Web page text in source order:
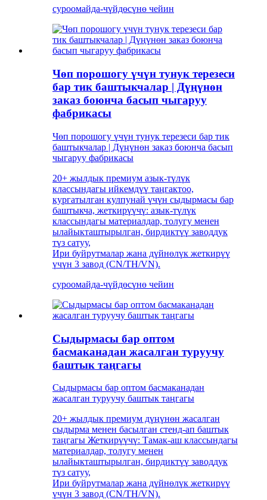
суроомайда-чүйдөсүнө чейин
Чөп порошогу үчүн тунук терезеси
бар тик баштыкчалар | Дүңүнөн
заказ боюнча басып чыгаруу
фабрикасы
Чөп порошогу үчүн тунук терезеси бар тик
баштыкчалар | Дүңүнөн заказ боюнча басып
чыгаруу фабрикасы
20+ жылдык премиум азык-түлүк
классындагы ийкемдүү таңгактоо,
кургатылган кулпунай үчүн сыдырмасы бар
баштыкча, жеткирүүчү: азык-түлүк
классындагы материалдар, толугу менен
ылайыкташтырылган, бирдиктүү заводдук
түз сатуу,
Ири буйрутмалар жана дүйнөлүк жеткирүү
үчүн 3 завод (CN/TH/VN).
суроомайда-чүйдөсүнө чейин
Сыдырмасы бар оптом
басмаканадан жасалган туруучу
баштык таңгагы
Сыдырмасы бар оптом басмаканадан
жасалган туруучу баштык таңгагы
20+ жылдык премиум дүңүнөн жасалган
сыдырма менен басылган стенд-ап баштык
таңгагы Жеткирүүчү: Тамак-аш классындагы
материалдар, толугу менен
ылайыкташтырылган, бирдиктүү заводдук
түз сатуу,
Ири буйрутмалар жана дүйнөлүк жеткирүү
үчүн 3 завод (CN/TH/VN).